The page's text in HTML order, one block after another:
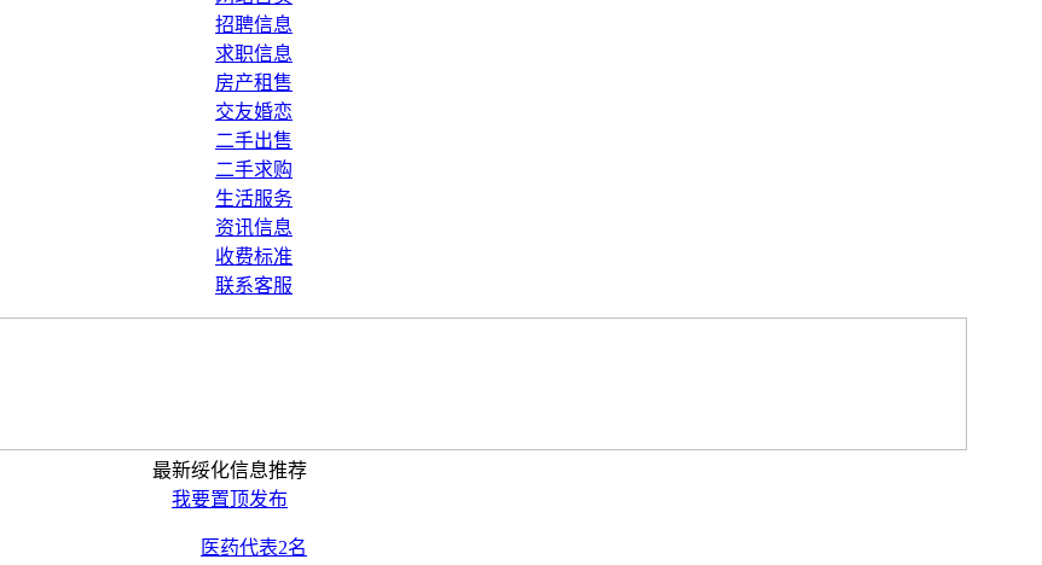
招聘信息
求职信息
房产租售
交友婚恋
二手出售
二手求购
生活服务
资讯信息
收费标准
联系客服
最新绥化信息推荐
我要置顶发布
医药代表2名